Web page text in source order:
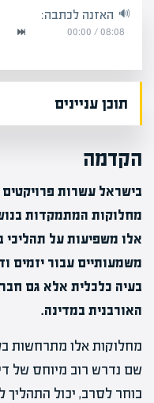
האזנה לכתבה:
08:08
/
00:00
תוכן עניינים
הקדמה
בישראל עשרות
מחלוקות המתמקדות
אלו משפיעות על תהליכי
משמעותיים עבור יזמים
בעיה כלכלית אלא גם
האורבנית במדינה.
מחלוקות אלו מתרחשות
שם נדרש רוב מיוחס של
בוחר לסרב, יכול